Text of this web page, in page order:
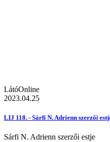
LátóOnline
2023.04.25
LIJ 118. - Sárfi N. Adrienn szerzői
Sárfi N. Adrienn szerzői estje